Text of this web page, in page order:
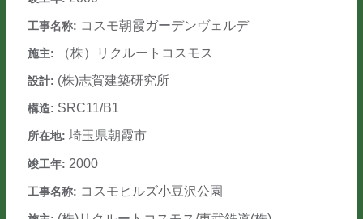
コスモ朝霞ガーデンヴェルデ
（株）リクルートコスモス
(株)志賀建築研究所
SRC11/B1
埼玉県朝霞市
2000
コスモヒルズ小豆沢公園